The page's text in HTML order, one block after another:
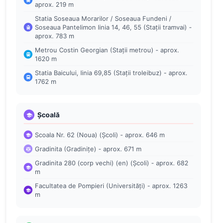
aprox. 219 m
Statia Soseaua Morarilor / Soseaua Fundeni /
Soseaua Pantelimon linia 14, 46, 55 (Stații tramvai) -
aprox. 783 m
Metrou Costin Georgian (Stații metrou) - aprox.
1620 m
Statia Baicului, linia 69,85 (Stații troleibuz) - aprox.
1762 m
Școală
Scoala Nr. 62 (Noua) (Școli) - aprox. 646 m
Gradinita (Gradinițe) - aprox. 671 m
Gradinita 280 (corp vechi) (en) (Școli) - aprox. 682
m
Facultatea de Pompieri (Universități) - aprox. 1263
m